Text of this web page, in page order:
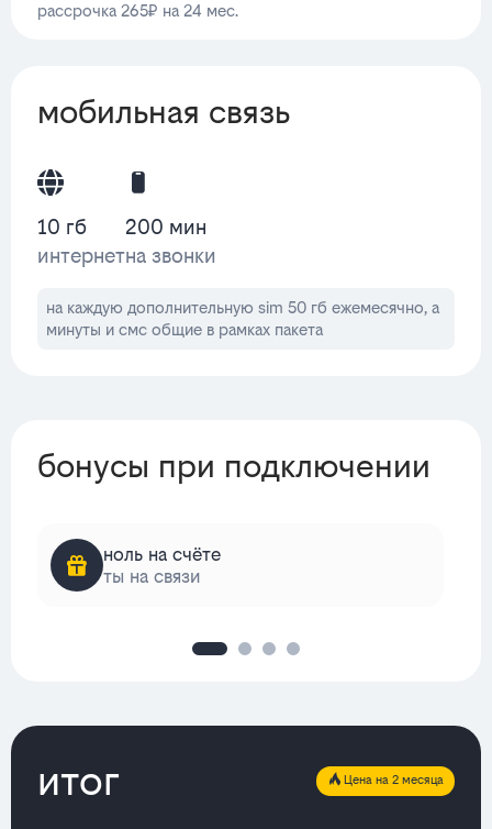
рассрочка 265₽ на 24 мес.
мобильная связь
10 гб
интернет
200 мин
на звонки
на каждую дополнительную sim 50 гб ежемесячно, а
минуты и смс общие в рамках пакета
бонусы при подключении
ноль на счёте
ты на связи
итог Цена на 2 месяца